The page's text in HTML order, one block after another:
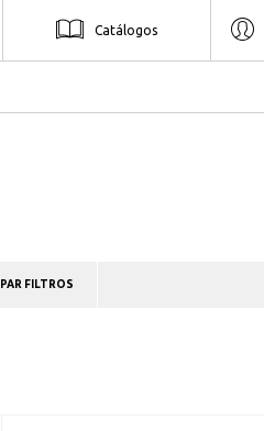
Catálogos
FILTROS